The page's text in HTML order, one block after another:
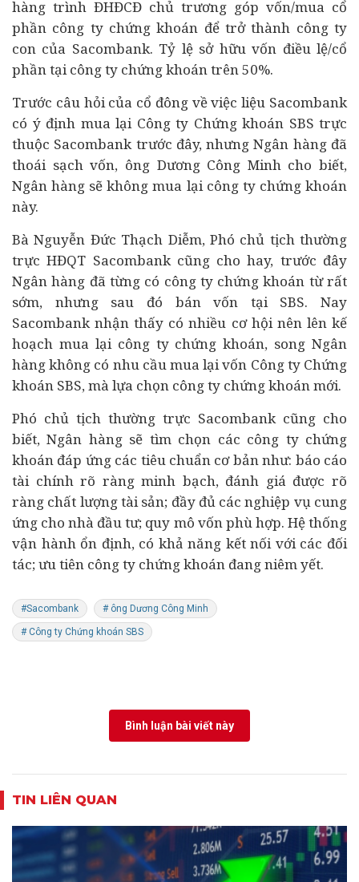
hàng trình ĐHĐCĐ chủ trương góp vốn/mua cổ
phần công ty chứng khoán để trở thành công ty
con của Sacombank. Tỷ lệ sở hữu vốn điều lệ/cổ
phần tại công ty chứng khoán trên 50%.
Trước câu hỏi của cổ đông về việc liệu Sacombank
có ý định mua lại Công ty Chứng khoán SBS trực
thuộc Sacombank trước đây, nhưng Ngân hàng đã
thoái sạch vốn, ông Dương Công Minh cho biết,
Ngân hàng sẽ không mua lại công ty chứng khoán
này.
Bà Nguyễn Đức Thạch Diễm, Phó chủ tịch thường
trực HĐQT Sacombank cũng cho hay, trước đây
Ngân hàng đã từng có công ty chứng khoán từ rất
sớm, nhưng sau đó bán vốn tại SBS. Nay
Sacombank nhận thấy có nhiều cơ hội nên lên kế
hoạch mua lại công ty chứng khoán, song Ngân
hàng không có nhu cầu mua lại vốn Công ty Chứng
khoán SBS, mà lựa chọn công ty chứng khoán mới.
Phó chủ tịch thường trực Sacombank cũng cho
biết, Ngân hàng sẽ tìm chọn các công ty chứng
khoán đáp ứng các tiêu chuẩn cơ bản như: báo cáo
tài chính rõ ràng minh bạch, đánh giá được rõ
ràng chất lượng tài sản; đầy đủ các nghiệp vụ cung
ứng cho nhà đầu tư; quy mô vốn phù hợp. Hệ thống
vận hành ổn định, có khả năng kết nối với các đối
tác; ưu tiên công ty chứng khoán đang niêm yết.
#Sacombank # ông Dương Công Minh
# Công ty Chứng khoán SBS
Bình luận bài viết này
TIN LIÊN QUAN